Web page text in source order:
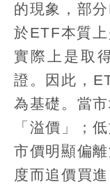
的現象，部分
於ETF本質
實際上是取
證。因此，
為基礎。當
「溢價」；
市價明顯偏
度而追價買